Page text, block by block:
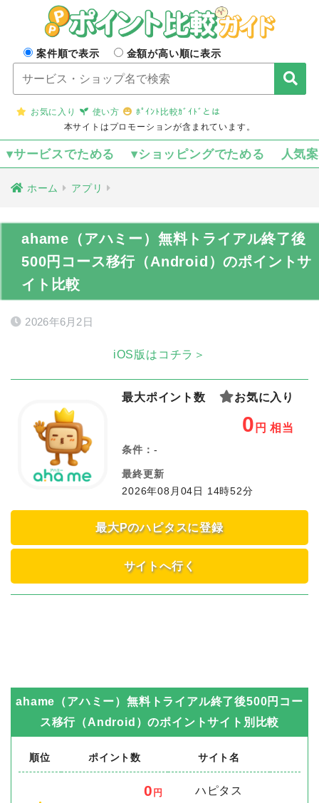
案件順で表示 金額が高い順に表示
お気に入り 使い方
ﾎﾟｲﾝﾄ比較ｶﾞｲﾄﾞとは
本サイトはプロモーションが含まれています。
▾サービスでためる ▾ショッピングでためる 人気
ホーム アプリ
ahame（アハミー）無料トライアル終了後
500円コース移行（Android）のポイントサ
イト比較
2026年6月2日
iOS版はコチラ＞
最大ポイント数 お気に入り
0 円 相当
条件： -
最終更新
2026年08月04日 14時52分
最大Pのハピタスに登録
サイトへ行く
ahame（アハミー）無料トライアル終了後500円コー
ス移行（Android）のポイントサイト別比較
順位 ポイント数 サイト名
0 円
ハピタス